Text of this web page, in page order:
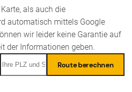
als auch die
automatisch mittels Google
wir leider keine Garantie auf
der Informationen geben.